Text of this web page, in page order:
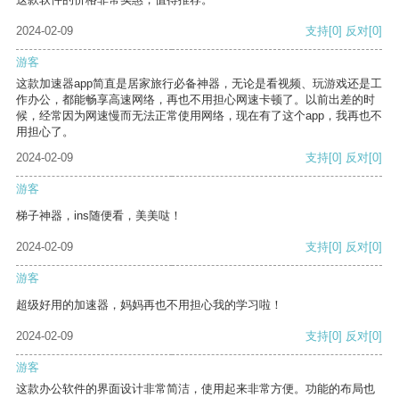
2024-02-09 支持[0] 反对[0]
游客
这款加速器app简直是居家旅行必备神器，无论是看视频、玩游戏还是工
作办公，都能畅享高速网络，再也不用担心网速卡顿了。以前出差的时
候，经常因为网速慢而无法正常使用网络，现在有了这个app，我再也不
用担心了。
2024-02-09
支持[0] 反对[0]
游客
梯子神器，ins随便看，美美哒！
2024-02-09 支持[0] 反对[0]
游客
超级好用的加速器，妈妈再也不用担心我的学习啦！
2024-02-09 支持[0] 反对[0]
游客
这款办公软件的界面设计非常简洁，使用起来非常方便。功能的布局也